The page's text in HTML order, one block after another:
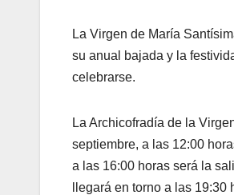
La Virgen de María
su anual bajada y la
celebrarse.
La Archicofradía de la
septiembre, a las 12:00
a las 16:00 horas será la
llegará en torno a las 19:30